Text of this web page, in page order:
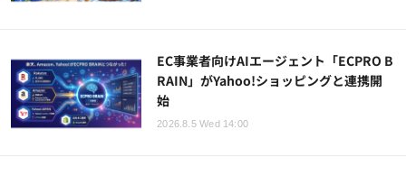
EC事業者向けAIエージェント「ECPRO B
RAIN」がYahoo!ショッピングと連携開
始
2026.8.5 Wed 14:00